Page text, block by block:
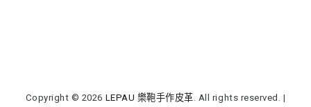
Copyright © 2026 LEPAU 樂鞄手作皮革. All rights reserved. |